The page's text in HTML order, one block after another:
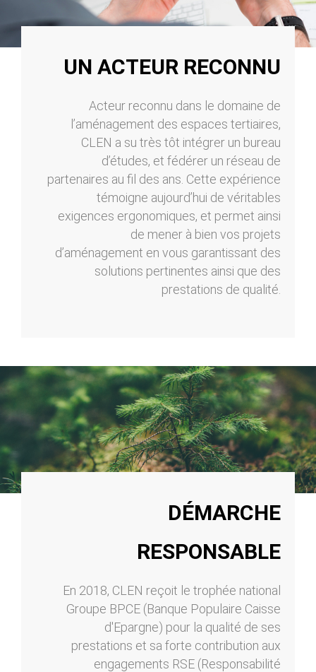
UN ACTEUR RECONNU
Acteur reconnu dans le domaine de
l’aménagement des espaces tertiaires,
CLEN a su très tôt intégrer un bureau
d’études, et fédérer un réseau de
partenaires au fil des ans. Cette expérience
témoigne aujourd’hui de véritables
exigences ergonomiques, et permet ainsi
de mener à bien vos projets
d’aménagement en vous garantissant des
solutions pertinentes ainsi que des
prestations de qualité.
DÉMARCHE
RESPONSABLE
En 2018, CLEN reçoit le trophée national
Groupe BPCE (Banque Populaire Caisse
d'Epargne) pour la qualité de ses
prestations et sa forte contribution aux
engagements RSE (Responsabilité